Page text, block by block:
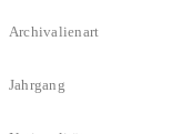
Archivalienart
Jahrgang